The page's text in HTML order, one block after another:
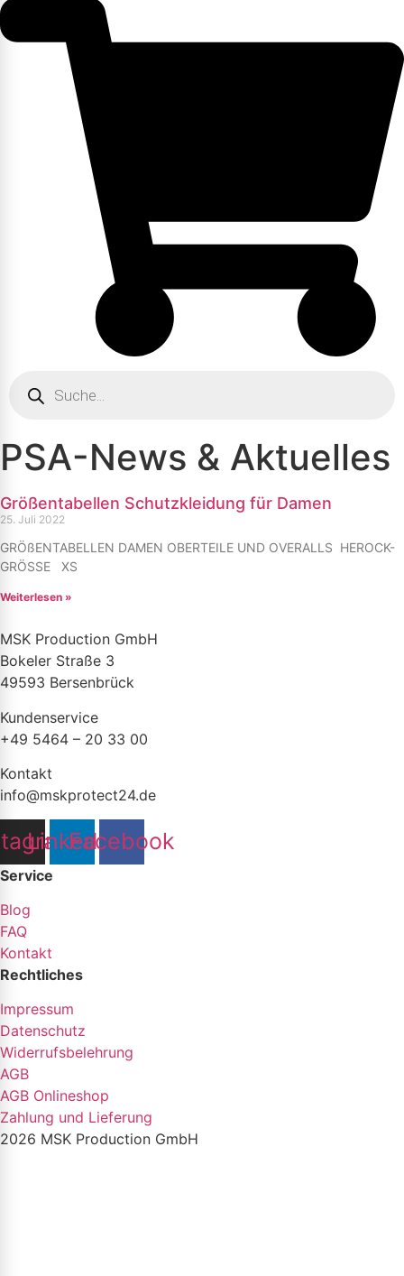
search
PSA-News & Aktuelles
Größentabellen Schutzkleidung für Damen
25. Juli 2022
GRÖßENTABELLEN DAMEN OBERTEILE UND OVERALLS HEROCK-
GRÖSSE XS
Weiterlesen »
MSK Production GmbH
Bokeler Straße 3
49593 Bersenbrück
Kundenservice
+49 5464 – 20 33 00
Kontakt
info@mskprotect24.de
Linkedin
Facebook
Service
Blog
FAQ
Kontakt
Rechtliches
Impressum
Datenschutz
Widerrufsbelehrung
AGB
AGB Onlineshop
Zahlung und Lieferung
2026 MSK Production GmbH